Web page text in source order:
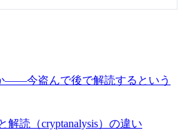
理できたのは、量子暗号の実体は主に
——今盗んで後で解読するという
解読（cryptanalysis）の違い